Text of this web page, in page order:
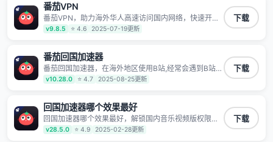
TV、西瓜视频、QQ音乐、网易云音乐、酷狗音乐、YY
等主流网站应用解除限制，带你穿梭加速回国。目前已
有上百万用户，用户整体好评95%以上，一对一在线客
服支持，保障你的使用体验。
番茄VPN
番茄VPN，助力海外华人高速访问国内网络，快速开启
国内各直播平台,解决国内视频、音乐卡顿问题；更能加
速海量国服游戏，超低延迟稳定不掉线,畅享国内网络！
v9.8.5 ⭐ 4.6 2025-07-19更新
下载
番茄回国加速器
番茄回国加速器，在海外地区使用B站,经常会遇到B站地
区版权限制/网络IP屏蔽,缓冲卡顿等问题,使用我们的哔
哩哔哩专用回国VPN,可加速解决各类网络问题,一键网络
7*24小时服务。
v10.28.0 ⭐ 4.7 2025-08-25更新
下载
回国加速器哪个效果最好
回国加速器哪个效果最好，解锁国内音乐视频版权限制.
刷剧不卡，高清秒开. 有效降低国服游戏延迟. 提升国内
主流应用访问速度 ; 独创加速黑科技 · 海量边缘. 动态多
v28.5.0 ⭐ 4.9 2025-02-28更新
下载